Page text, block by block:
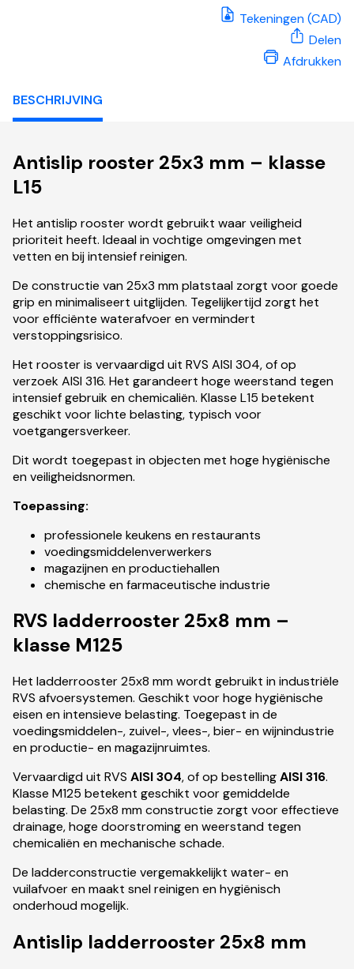
Tekeningen (CAD)
Delen
Afdrukken
BESCHRIJVING
Antislip rooster 25x3 mm – klasse
L15
Het antislip rooster wordt gebruikt waar veiligheid
prioriteit heeft. Ideaal in vochtige omgevingen met
vetten en bij intensief reinigen.
De constructie van 25x3 mm platstaal zorgt voor goede
grip en minimaliseert uitglijden. Tegelijkertijd zorgt het
voor efficiënte waterafvoer en vermindert
verstoppingsrisico.
Het rooster is vervaardigd uit RVS AISI 304, of op
verzoek AISI 316. Het garandeert hoge weerstand tegen
intensief gebruik en chemicaliën. Klasse L15 betekent
geschikt voor lichte belasting, typisch voor
voetgangersverkeer.
Dit wordt toegepast in objecten met hoge hygiënische
en veiligheidsnormen.
Toepassing:
professionele keukens en restaurants
voedingsmiddelenverwerkers
magazijnen en productiehallen
chemische en farmaceutische industrie
RVS ladderrooster 25x8 mm –
klasse M125
Het ladderrooster 25x8 mm wordt gebruikt in industriële
RVS afvoersystemen. Geschikt voor hoge hygiënische
eisen en intensieve belasting. Toegepast in de
voedingsmiddelen-, zuivel-, vlees-, bier- en wijnindustrie
en productie- en magazijnruimtes.
Vervaardigd uit RVS AISI 304, of op bestellingAISI 316.
Klasse M125 betekent geschikt voor gemiddelde
belasting. De 25x8 mm constructie zorgt voor effectieve
drainage, hoge doorstroming en weerstand tegen
chemicaliën en mechanische schade.
De ladderconstructie vergemakkelijkt water- en
vuilafvoer en maakt snel reinigen en hygiënisch
onderhoud mogelijk.
Antislip ladderrooster 25x8 mm